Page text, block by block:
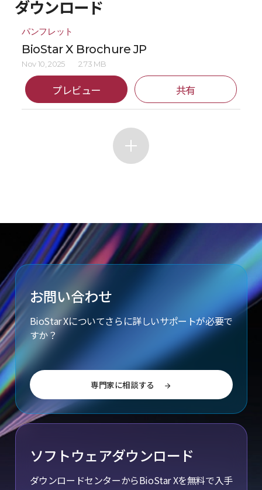
ダウンロード
パンフレット
BioStar X Brochure JP
Nov 10, 2025 2.73 MB
プレビュー 共有
お問い合わせ
BioStar Xについてさらに詳しいサポートが必要で
すか？
専門家に相談する arrow_forward
ソフトウェアダウンロード
ダウンロードセンターからBioStar Xを無料で入手